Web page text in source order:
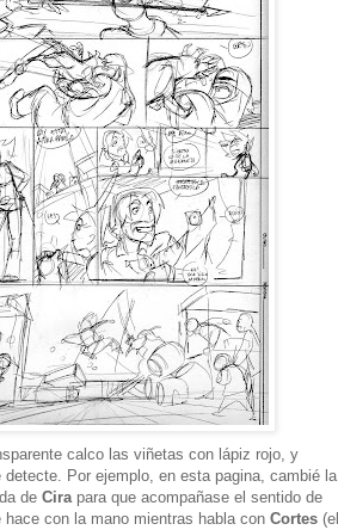
calco las viñetas con lápiz rojo, y
detecte. Por ejemplo, en esta pagina, cambié la
de Cirapara que acompañase el sentido de
hace con la mano mientras habla con Cortes (el